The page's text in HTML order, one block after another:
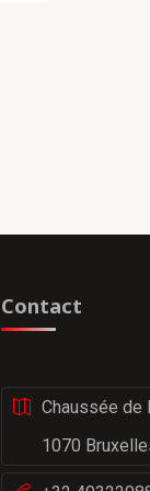
Contact
Chaussée de
1070